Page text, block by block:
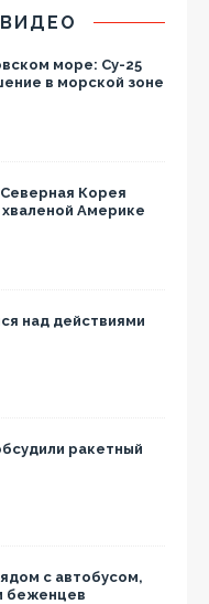
море: Су-25
в морской зоне
Корея
Америке
над действиями
ракетный
с автобусом,
беженцев